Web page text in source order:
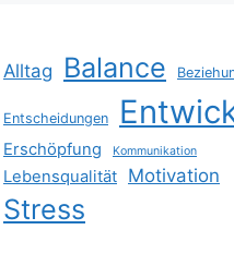
Alltag Balance
Entscheidungen
Erschöpfung Kommunikation
Lebensqualität Motivation
Stress